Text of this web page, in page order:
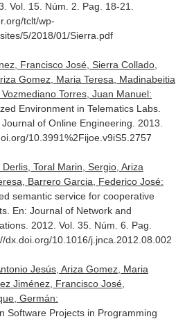
Vol. 15. Núm. 2. Pag. 18-21.
tclt/wp-
5/2018/01/Sierra.pdf
Francisco José, Sierra Collado,
Gomez, Maria Teresa, Madinabeitia
Torres, Juan Manuel:
Environment in Telematics Labs.
of Online Engineering . 2013.
10.3991%2Fijoe.v9iS5.2757
Toral Marin, Sergio, Ariza
Barrero Garcia, Federico José:
semantic service for cooperative
En: Journal of Network and
. 2012. Vol. 35. Núm. 6. Pag.
dx.doi.org/10.1016/j.jnca.2012.08.002
Jesús, Ariza Gomez, Maria
Jiménez, Francisco José,
Germán:
Software Projects in Programming